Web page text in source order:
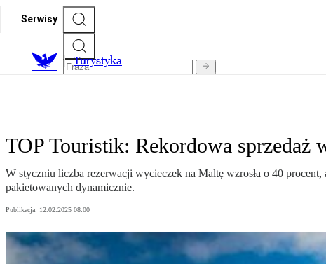
Serwisy
Turystyka
TOP Touristik: Rekordowa sprzedaż
W styczniu liczba rezerwacji wycieczek na Maltę wzrosła o 40
pakietowanych dynamicznie.
Publikacja: 12.02.2025 08:00